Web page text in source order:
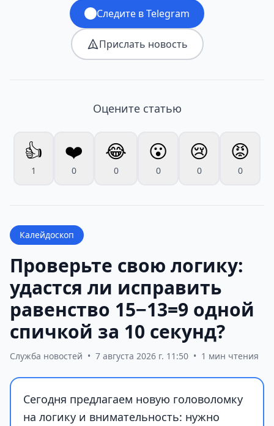
Следите в Telegram
Прислать новость
Оцените статью
👍
1
❤️
0
😂
0
😮
0
😢
0
😡
0
Калейдоскоп
Проверьте свою логику:
удастся ли исправить
равенство 15−13=9 одной
спичкой за 10 секунд?
Служба новостей • 7 августа 2026 г. 11:50 • 1 мин чтения
Сегодня предлагаем новую головоломку
на логику и внимательность: нужно